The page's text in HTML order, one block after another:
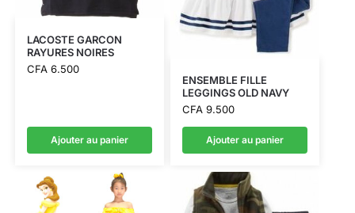
LACOSTE GARCON
RAYURES NOIRES
CFA6.500
Ajouter au panier
ENSEMBLE FILLE
LEGGINGS OLD NAVY
CFA9.500
Ajouter au panier